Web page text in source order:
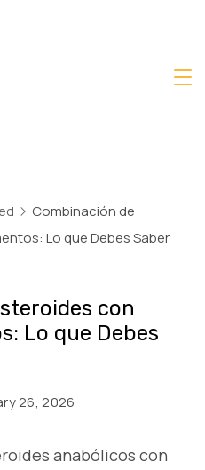
Combinación de
Lo que Debes Saber
con
Lo que Debes
26, 2026
anabólicos con